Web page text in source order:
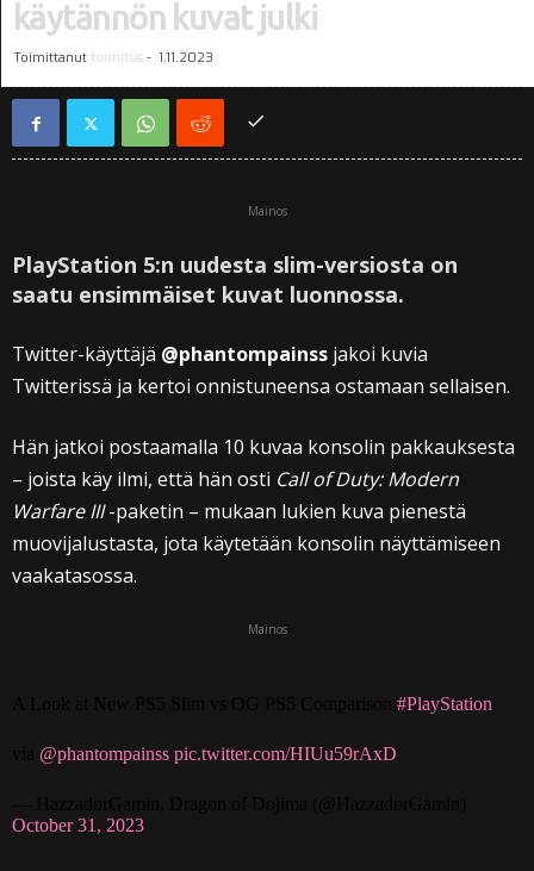
käytännön kuvat julki
Toimittanut toimitus - 1.11.2023
Mainos
PlayStation 5:n uudesta slim-versiosta on
saatu ensimmäiset kuvat luonnossa.
Twitter-käyttäjä @phantompainss jakoi kuvia
Twitterissä ja kertoi onnistuneensa ostamaan sellaisen.
Hän jatkoi postaamalla 10 kuvaa konsolin pakkauksesta
– joista käy ilmi, että hän osti Call of Duty: Modern
Warfare III-paketin – mukaan lukien kuva pienestä
muovijalustasta, jota käytetään konsolin näyttämiseen
vaakatasossa.
Mainos
#PlayStation
@phantompainss pic.twitter.com/HIUu59rAxD
October 31, 2023